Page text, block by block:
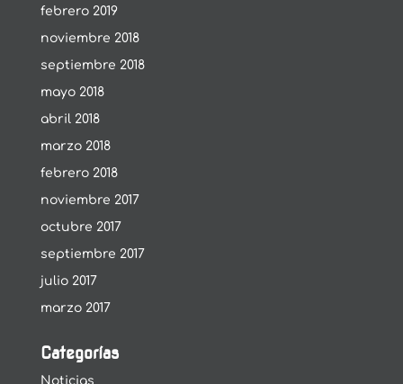
febrero 2019
noviembre 2018
septiembre 2018
mayo 2018
abril 2018
marzo 2018
febrero 2018
noviembre 2017
octubre 2017
septiembre 2017
julio 2017
marzo 2017
Categorías
Noticias